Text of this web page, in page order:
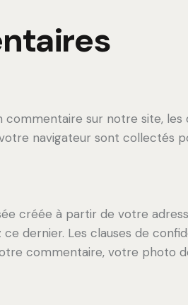
commentaire sur notre site,
navigateur sont collectés
créée à partir de votre
ce dernier. Les clauses de
commentaire, votre photo